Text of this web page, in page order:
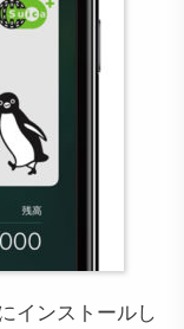
インストールし